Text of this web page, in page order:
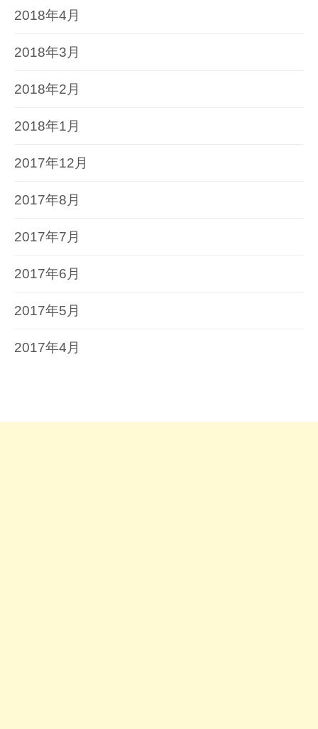
2018年4月
2018年3月
2018年2月
2018年1月
2017年12月
2017年8月
2017年7月
2017年6月
2017年5月
2017年4月